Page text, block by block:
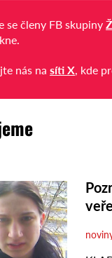
se členy FB skupiny
nás nasíti X, kde